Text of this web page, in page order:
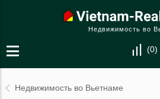
Недвижимость во
(0)
Недвижимость во Вьетнаме